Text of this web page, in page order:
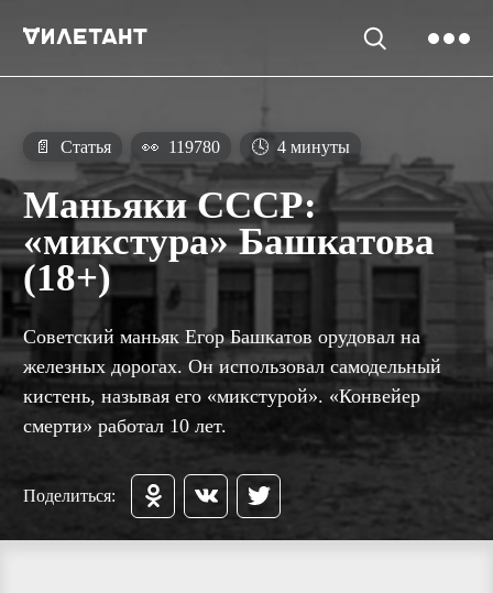
📄 Статья 👀 119780 🕓 4 минуты
Маньяки СССР:
«микстура» Башкатова
(18+)
Советский маньяк Егор Башкатов орудовал на
железных дорогах. Он использовал самодельный
кистень, называя его «микстурой». «Конвейер
смерти» работал 10 лет.
Поделиться: